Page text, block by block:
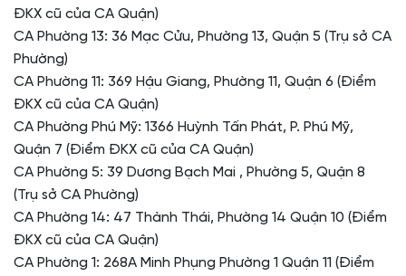
ĐKX cũ của CA Quận)
CA Phường 13: 36 Mạc Cửu, Phường 13, Quận 5 (Trụ sở CA
Phường)
CA Phường 11: 369 Hậu Giang, Phường 11, Quận 6 (Điểm
ĐKX cũ của CA Quận)
CA Phường Phú Mỹ: 1366 Huỳnh Tấn Phát, P. Phú Mỹ,
Quận 7 (Điểm ĐKX cũ của CA Quận)
CA Phường 5: 39 Dương Bạch Mai , Phường 5, Quận 8
(Trụ sở CA Phường)
CA Phường 14: 47 Thành Thái, Phường 14 Quận 10 (Điểm
ĐKX cũ của CA Quận)
CA Phường 1: 268A Minh Phụng Phường 1 Quận 11 (Điểm